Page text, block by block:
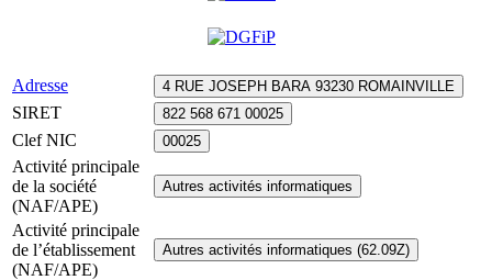
Adresse 4 RUE JOSEPH BARA 93230 ROMAINVILLE
SIRET 822 568 671 00025
Clef NIC 00025
Activité principale
de la société
(NAF/APE)
Autres activités informatiques
Activité principale
de l’établissement
(NAF/APE)
Autres activités informatiques (62.09Z)